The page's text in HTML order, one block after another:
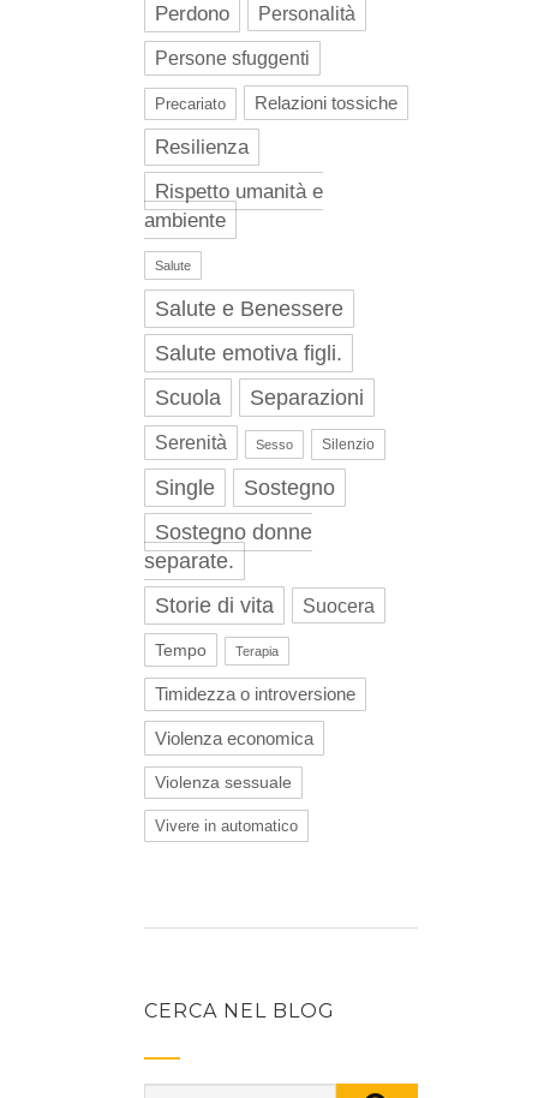
Perdono Personalità
Persone sfuggenti
Precariato Relazioni tossiche
Resilienza
Rispetto umanità e
ambiente
Salute
Salute e Benessere
Salute emotiva figli.
Scuola
Separazioni
Serenità Sesso Silenzio
Single
Sostegno
Sostegno donne
separate.
Storie di vita
Suocera
Tempo Terapia
Timidezza o introversione
Violenza economica
Violenza sessuale
Vivere in automatico
CERCA NEL BLOG